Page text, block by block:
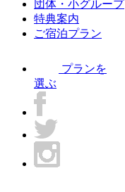
団体・小グループ
特典案内
ご宿泊プラン
プランを
選ぶ